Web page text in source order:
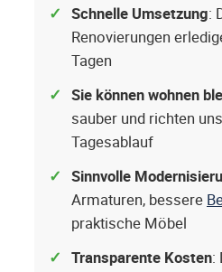
Schnelle Umsetzung:
Renovierungen
Tagen
Sie können wohnen
sauber und richten
Tagesablauf
Sinnvolle
Armaturen, bessere
praktische Möbel
Transparente Kosten: